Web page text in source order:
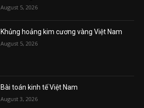
August 5, 2026
Khủng hoảng kim cương vàng Việt Nam
August 5, 2026
Bài toán kinh tế Việt Nam
August 3, 2026